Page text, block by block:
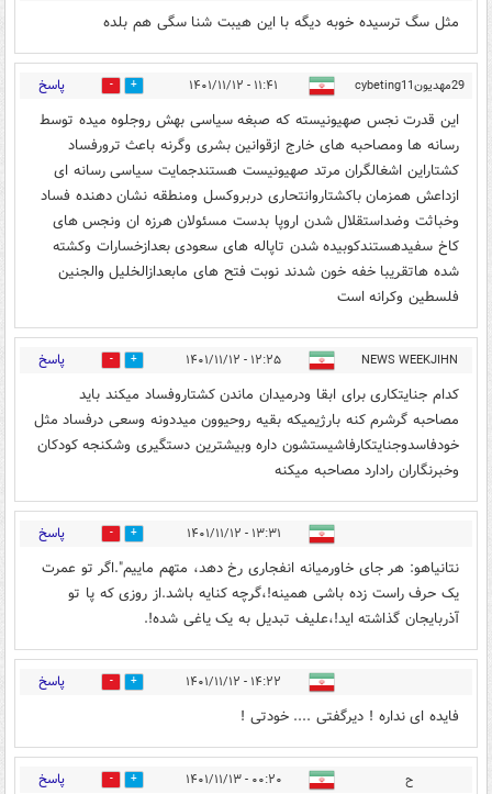
مثل سگ ترسیده خوبه دیگه با این هیبت شنا سگی هم بلده
29مهدیونcybeting11 ۱۱:۴۱ - ۱۴۰۱/۱۱/۱۲ 7 پاسخ
این قدرت نجس صهیونیسته که صبغه سیاسی بهش روجلوه میده توسط
رسانه ها ومصاحبه های خارج ازقوانین بشری وگرنه باعث ترورفساد
کشتاراین اشغالگران مرتد صهیونیست هستندجمایت سیاسی رسانه ای
ازداعش همزمان باکشتاروانتحاری دربروکسل ومنطقه نشان دهنده فساد
وخباثت وضداستقلال شدن اروپا بدست مسئولان هرزه ان ونجس های
کاخ سفیدهستندکوبیده شدن تاپاله های سعودی بعدازخسارات وکشته
شده هاتقریبا خفه خون شدند نوبت فتح های مابعدازالخلیل والجنین
فلسطین وکرانه است
NEWS WEEKJIHN ۱۲:۲۵ - ۱۴۰۱/۱۱/۱۲ 6 پاسخ
کدام جنایتکاری برای ابقا ودرمیدان ماندن کشتاروفساد میکند باید
مصاحبه گرشرم کنه بارژیمیکه بقیه روحیوون میددونه وسعی درفساد مثل
خودفاسدوجنایتکارفاشیستشون داره وبیشترین دستگیری وشکنجه کودکان
وخبرنگاران رادارد مصاحبه میکنه
۱۳:۳۱ - ۱۴۰۱/۱۱/۱۲ 6 پاسخ
نتانیاهو: هر جای خاورمیانه انفجاری رخ دهد، متهم ماییم".اگر تو عمرت
یک حرف راست زده باشی همینه!،گرچه کنایه باشد.از روزی که پا تو
آذربایجان گذاشته اید!،علیف تبدیل به یک یاغی شده!.
۱۴:۲۲ - ۱۴۰۱/۱۱/۱۲ 3 پاسخ
فایده ای نداره ! دیرگفتی .... خودتی !
ح ۰۰:۲۰ - ۱۴۰۱/۱۱/۱۳ 3 پاسخ